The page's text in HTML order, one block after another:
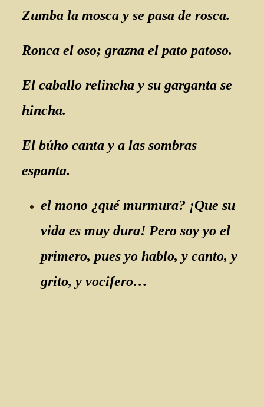
Zumba la mosca y se pasa de rosca.
Ronca el oso; grazna el pato patoso.
El caballo relincha y su garganta se
hincha.
El búho canta y a las sombras
espanta.
el mono ¿qué murmura? ¡Que su
vida es muy dura! Pero soy yo el
primero, pues yo hablo, y canto, y
grito, y vocifero…